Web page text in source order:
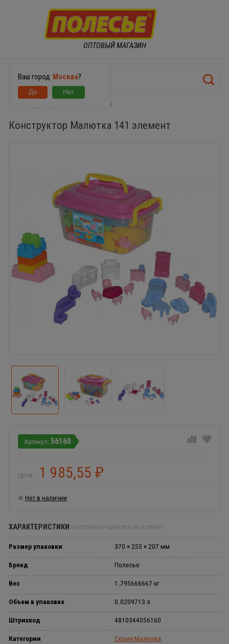
ОПТОВЫЙ МАГАЗИН
Ваш город Москва?
Конструктор Малютка 141 элемент
Конструктор Малютка 141 элемент
56160
ЦЕНА: 1 985,55 ₽
Нет в наличии
ХАРАКТЕРИСТИКИ КОНСТРУКТОР МАЛЮТКА 141 ЭЛЕМЕНТ
Размер упаковки 370 × 255 × 207 мм
Бренд Полесье
Вес 1.795666667 кг
Объем в упаковке 0.0209713 л
Штрихкод 4810344056160
Категории Серия Малютка